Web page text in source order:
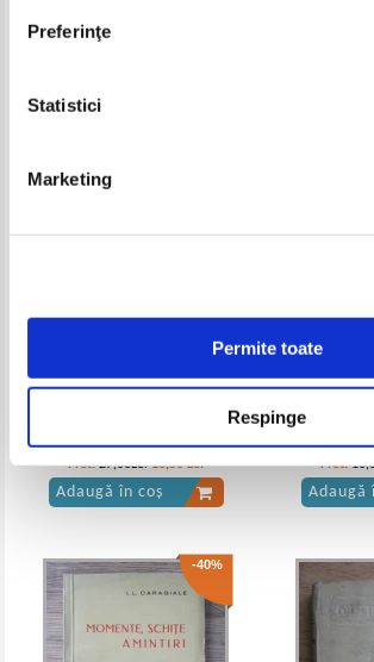
Preferinţe
Statistici
Marketing
Permite toate
Respinge
schite, amintiri (volumul 2,
Boris
Pret:27,00Lei 13,50 Lei
Adaugă în coș
Pret:
Adaugă
-40%